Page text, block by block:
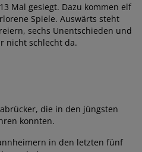
Mal gesiegt. Dazu kommen elf
Spiele. Auswärts steht
sechs Unentschieden und
nicht schlecht da.
die in den jüngsten
konnten.
in den letzten fünf